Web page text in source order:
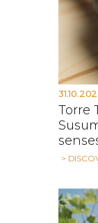
Torre
>